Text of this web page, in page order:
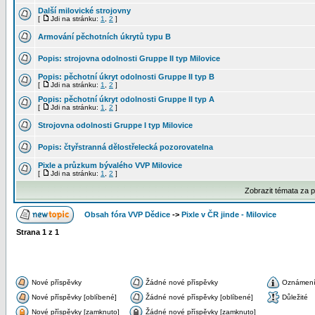
Další milovické strojovny
[ Jdi na stránku: 1 2 ]
Armování pěchotních úkrytů typu B
Popis: strojovna odolnosti Gruppe II typ Milovice
Popis: pěchotní úkryt odolnosti Gruppe II typ B
[ Jdi na stránku: 1 2 ]
Popis: pěchotní úkryt odolnosti Gruppe II typ A
[ Jdi na stránku: 1 2 ]
Strojovna odolnosti Gruppe I typ Milovice
Popis: čtyřstranná dělostřelecká pozorovatelna
Pixle a průzkum bývalého VVP Milovice
[ Jdi na stránku: 1 2 ]
Zobrazit témata za
Obsah fóra VVP Dědice -> Pixle v ČR jinde - Milovice
Strana 1 z 1
Nové příspěvky Žádné nové příspěvky
Oznámení
Nové příspěvky [oblíbené]
Žádné nové příspěvky [oblíbené]
Důležité
Nové příspěvky [zamknuto]
Žádné nové příspěvky [zamknuto]